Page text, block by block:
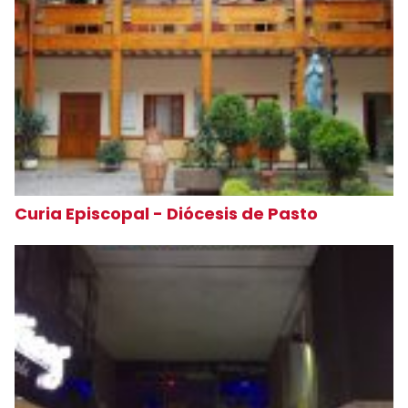
Curia Episcopal - Diócesis de Pasto